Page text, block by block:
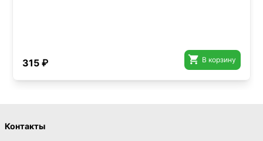
315 ₽  В корзину
Контакты